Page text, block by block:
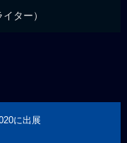
ター）
に出展